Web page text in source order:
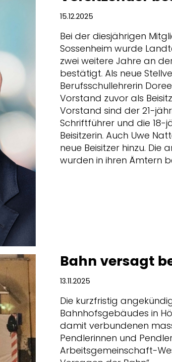
15.12.2025
Bei der diesjährigen
Sossenheim wurde
zwei weitere Jahre an
bestätigt. Als neue
Berufsschullehrerin
Vorstand zuvor als
Vorstand sind der 21-
Schriftführer und die 18-
Beisitzerin. Auch Uwe
neue Beisitzer hinzu.
wurden in ihren Ämtern
Bahn versagt
13.11.2025
Die kurzfristig
Bahnhofsgebäudes in
damit verbundenen
Pendlerinnen und
Arbeitsgemeinschaft-